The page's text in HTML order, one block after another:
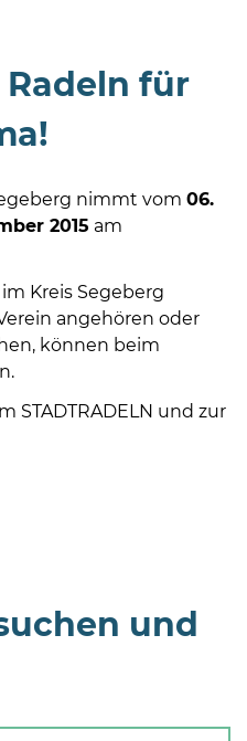
für
nimmt vom 06.
2015 am
Kreis Segeberg
angehören oder
können beim
STADTRADELN und zur
und